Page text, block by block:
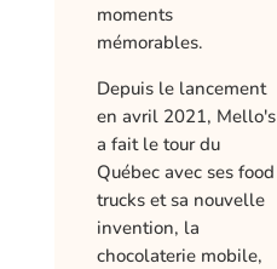
moments
mémorables.
Depuis le lancement
en avril 2021, Mello's
a fait le tour du
Québec avec ses food
trucks et sa nouvelle
invention, la
chocolaterie mobile,